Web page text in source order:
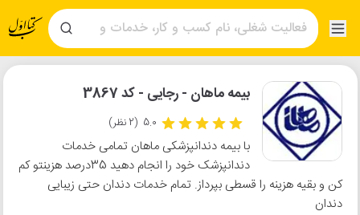
بیمه ماهان - رجایی - کد 3867
5.0 (2 نظر)
با بیمه دندانپزشکی ماهان تمامی خدمات
دندانپزشک خود را انجام دهید 35درصد هزینتو کم
کن و بقیه هزینه را قسطی بپرداز. تمام خدمات دندان حتی زیبایی
دندان